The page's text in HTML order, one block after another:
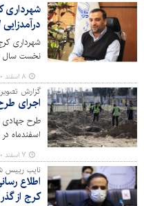
شهرداری
استان‌های
اقتصادی،
تامین
کسب این
در سالِ ۱۴۰۱ را داد.
۸ اسفند ۰۰ - ۱۳:۵۴
گزارش
اجرای
طرح
اسفندماه
طرح خدمات
مشاوره
ارائه شد.
«پاکداشت
۷ اسفند ۰۰ - ۰۹:۳۰
نایب رییس
اطلاع
کرج از